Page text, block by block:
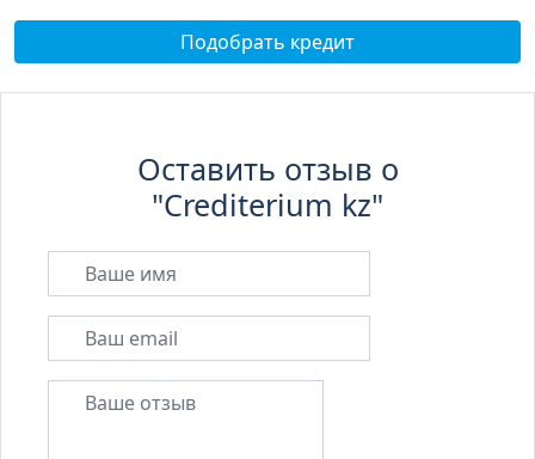
Подобрать кредит
Оставить отзыв о
"Crediterium kz"